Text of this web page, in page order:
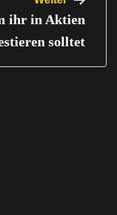
ihr in Aktien
solltet